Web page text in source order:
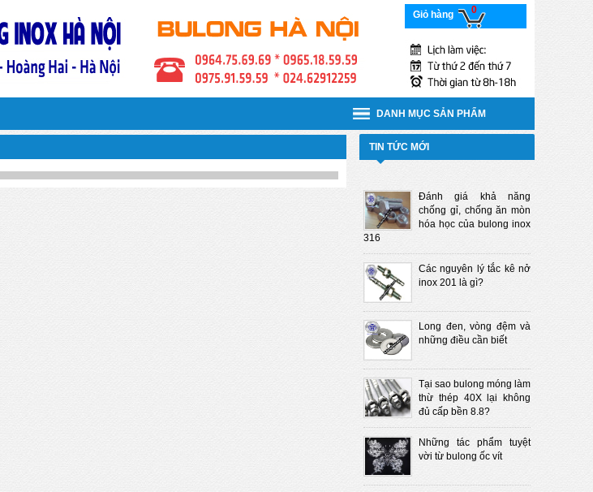
Giỏ hàng 0
DANH MỤC SẢN PHẨM
TIN TỨC MỚI
Đánh giá khả năng
chống gỉ, chống ăn mòn
hóa học của bulong inox
316
Các nguyên lý tắc kê nở
inox 201 là gì?
Long đen, vòng đệm và
những điều cần biết
Tại sao bulong móng làm
thừ thép 40X lại không
đủ cấp bền 8.8?
Những tác phẩm tuyệt
vời từ bulong ốc vít